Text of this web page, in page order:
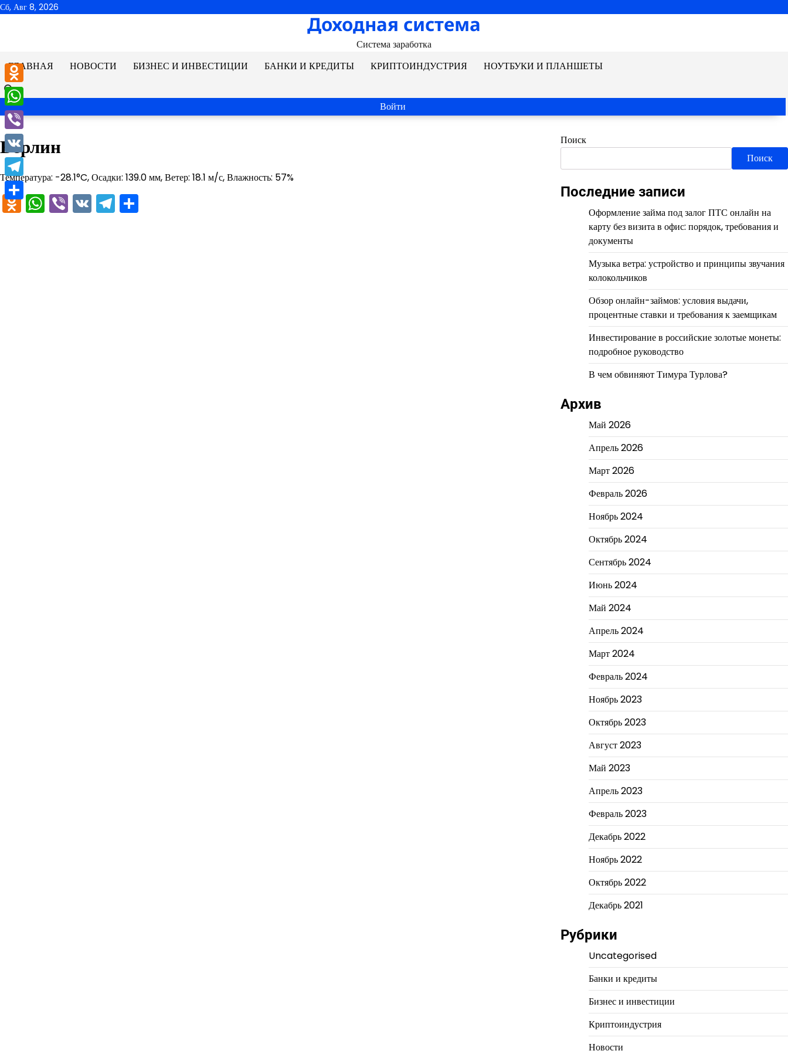
Перейти
Сб, Авг 8, 2026
Доходная система
Система заработка
ГЛАВНАЯ
НОВОСТИ БИЗНЕС И ИНВЕСТИЦИИ БАНКИ И КРЕДИТЫ КРИПТОИНДУСТРИЯ НОУТБУКИ И ПЛАНШЕТЫ
Войти
Берлин
Температура: -28.1°C, Осадки: 139.0 мм, Ветер: 18.1 м/с, Влажность: 57%
Odnoklassniki
WhatsApp
Viber
VKTelegram
Поиск
Поиск
Последние записи
Оформление займа под залог ПТС онлайн на
карту без визита в офис: порядок, требования и
документы
Музыка ветра: устройство и принципы звучания
колокольчиков
Обзор онлайн-займов: условия выдачи,
процентные ставки и требования к заемщикам
Инвестирование в российские золотые монеты:
подробное руководство
В чем обвиняют Тимура Турлова?
Архив
Май 2026
Апрель 2026
Март 2026
Февраль 2026
Ноябрь 2024
Октябрь 2024
Сентябрь 2024
Июнь 2024
Май 2024
Апрель 2024
Март 2024
Февраль 2024
Ноябрь 2023
Октябрь 2023
Август 2023
Май 2023
Апрель 2023
Февраль 2023
Декабрь 2022
Ноябрь 2022
Октябрь 2022
Декабрь 2021
Рубрики
Uncategorised
Банки и кредиты
Бизнес и инвестиции
Криптоиндустрия
Новости
Odnoklassniki
WhatsApp
Viber
VK
Telegram
Отправить